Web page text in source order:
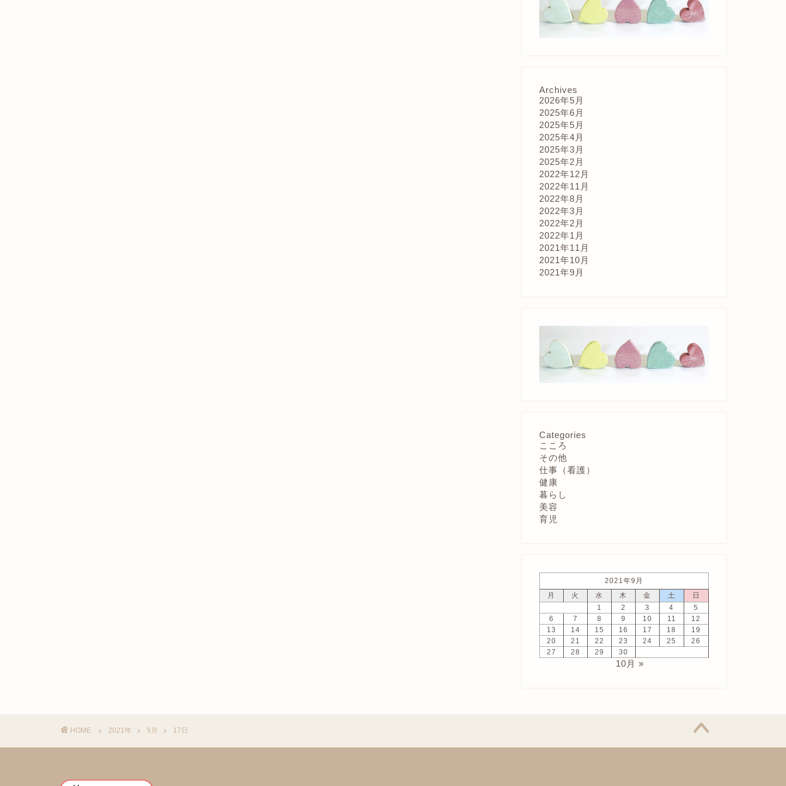
Archives
2026年5月
2025年6月
2025年5月
2025年4月
2025年3月
2025年2月
2022年12月
2022年11月
2022年8月
2022年3月
2022年2月
2022年1月
2021年11月
2021年10月
2021年9月
Categories
こころ
その他
仕事（看護）
健康
暮らし
美容
育児
2021年9月
月
火 水 木 金 土
日
1
2 3 4
5
6
7 8 9 10 11
12
13
14 15 16 17 18
19
20
21 22 23 24 25
26
27
28 29 30
10月 »
HOME 2021年 9月 17日